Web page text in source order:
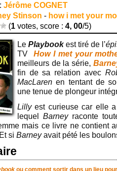
Jérôme COGNET
Stinson - how i met your
(1 votes, score : 4, 00/5)
LePlaybookest tiré de l’
TV
How I met your
meilleurs de la série,
fin de sa relation avec
MacLaren en tentant de
une tenue de plongeur
Lillyest curieuse car elle
lequelBarneyraconte
mais ce livre ne contient
si Barneyavait pété les
ou comment sortir dans un lieu